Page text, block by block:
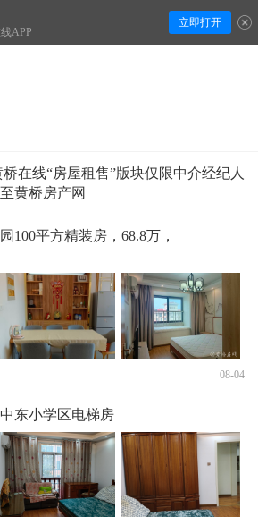
APP
立即打开
桥在线“房屋租售”版块仅限中介经纪人
黄桥房产网
100平方精装房，68.8万，
08-04
东小学区电梯房